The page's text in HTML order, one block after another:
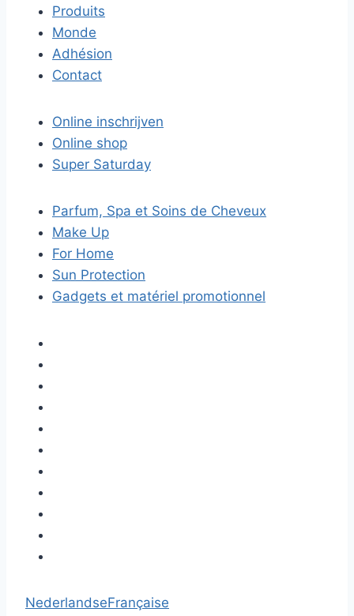
Produits
Monde
Adhésion
Contact
Online inschrijven
Online shop
Super Saturday
Parfum, Spa et Soins de Cheveux
Make Up
For Home
Sun Protection
Gadgets et matériel promotionnel
NederlandseFrançaise